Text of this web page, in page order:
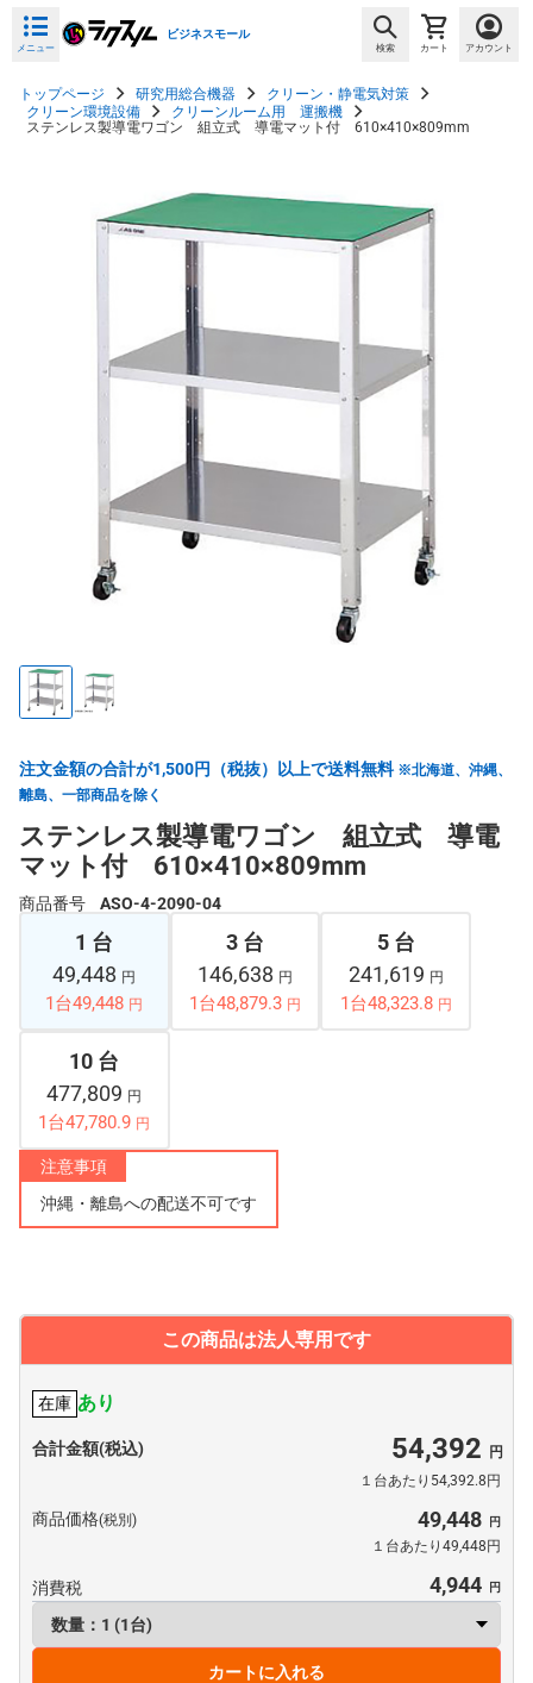
メニュー
ビジネスモール
検索 カート アカウント
トップページ 研究用総合機器
クリーン・静電気対策
クリーン環境設備
クリーンルーム用 運搬機
ステンレス製導電ワゴン 組立式 導電マット付 610×410×809mm
注文金額の合計が1,500円（税抜）以上で送料無料 ※北海道、沖縄、
離島、一部商品を除く
ステンレス製導電ワゴン 組立式 導電
マット付 610×410×809mm
商品番号 ASO-4-2090-04
1 台
49,448 円
1台49,448 円
3 台
146,638 円
1台48,879.3 円
5 台
241,619 円
1台48,323.8 円
10 台
477,809 円
1台47,780.9 円
注意事項
沖縄・離島への配送不可です
この商品は法人専用です
在庫 あり
合計金額(税込) 54,392
１台あたり54,392.8円
商品価格(税別) 49,448
１台あたり49,448円
消費税 4,944
カートに入れる